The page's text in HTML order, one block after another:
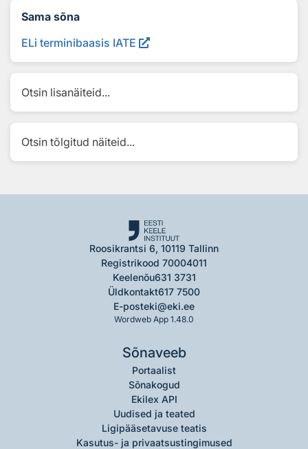
Sama sõna
ELi terminibaasis IATE
Otsin lisanäiteid...
Otsin tõlgitud näiteid...
Roosikrantsi 6, 10119 Tallinn
Registrikood 70004011
Keelenõu631 3731
Üldkontakt617 7500
E-posteki@eki.ee
Wordweb App 1.48.0
Sõnaveeb
Portaalist
Sõnakogud
Ekilex API
Uudised ja teated
Ligipääsetavuse teatis
Kasutus- ja privaatsustingimused